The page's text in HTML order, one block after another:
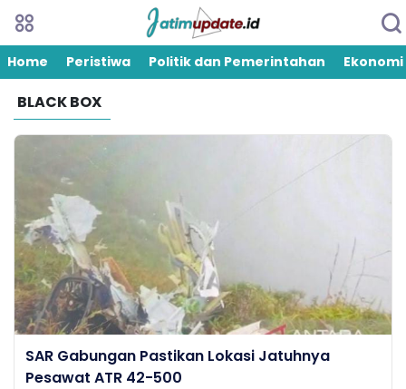
Home Peristiwa Politik dan Pemerintahan Ekonomi
BLACK BOX
SAR Gabungan Pastikan Lokasi Jatuhnya
Pesawat ATR 42-500